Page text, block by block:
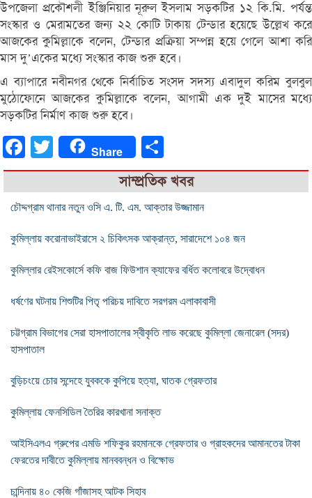
উপজেলা প্রকৌশলী ইঞ্জিনিয়ার নূরুল ইসলাম সড়কটির ১২ কি.মি. পর্যন্ত
সংস্কার ও মেরামতের জন্য ২২ কোটি টাকায় টেন্ডার হয়েছে উল্লেখ করে
আজকের কুমিল্লাকে বলেন, টেন্ডার প্রক্রিয়া সম্পন্ন হয়ে গেলে আশা করি
মাস দু’একের মধ্যে সংস্কার কাজ শুরু হবে।
এ ব্যাপারে নবীনগর থেকে নির্বাচিত সংসদ সদস্য এবাদুল করিম বুলবুল
মুঠোফোনে আজকের কুমিল্লাকে বলেন, আগামী এক দুই মাসের মধ্যে
সড়কটির নির্মাণ কাজ শুরু হবে।
FacebookTwitter Share
সাম্প্রতিক খবর
চৌদ্দগ্রাম থানার নতুন ওসি এ. টি. এম. আক্তার উজ্জামান
কুমিল্লায় করোনাভাইরাসে ২ চিকিৎসক আক্রান্ত, সারাদেশে ১০৪ জন
কুমিল্লার রেইসকোর্সে কফি বাজ ফিউশান ক্যাফের বর্ধিত কলোবরে উদ্বোধন
ধর্ষণের ঘটনায় শিশুটির পিতৃ পরিচয় দাবিতে সরগরম এলাকাবাসী
চট্টগ্রাম বিভাগের সেরা হাসপাতালের স্বীকৃতি লাভ করেছে কুমিল্লা জেনারেল (সদর)
হাসপাতাল
বুড়িচংয়ে চোর সন্দেহে যুবককে কুপিয়ে হত্যা, ঘাতক গ্রেফতার
কুমিল্লায় ফেনসিডিল তৈরির কারখানা সনাক্ত
আইসিএলএ গ্রুপের এমডি শফিকুর রহমানকে গ্রেফতার ও গ্রাহকদের আমানতের টাকা
ফেরতের দাবীতে কুমিল্লায় মানববন্ধন ও বিক্ষোভ
চান্দিনায় ৪০ কেজি গাঁজাসহ আটক সিহাব